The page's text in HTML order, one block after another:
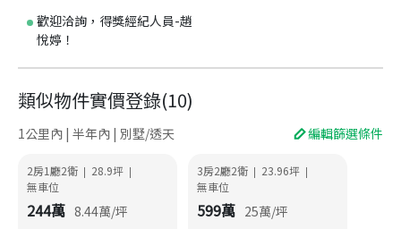
歡迎洽詢，得獎經紀人員-趙
悅婷！
類似物件實價登錄(10)
1公里內 | 半年內 | 別墅/透天 編輯篩選條件
2房1廳2衛 | 28.9坪 |
無車位
244萬 8.44萬/坪
3房2廳2衛 | 23.96坪 |
無車位
599萬 25萬/坪